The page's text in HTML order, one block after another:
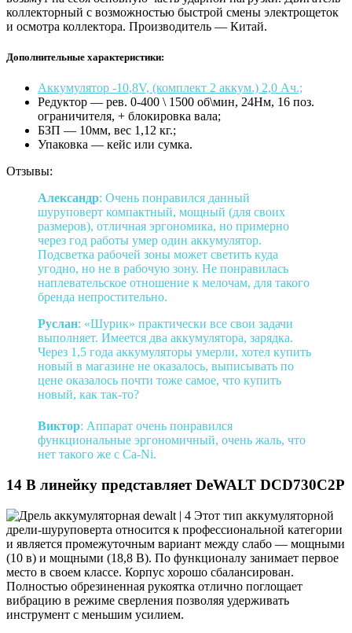
коллекторный с возможностью быстрой смены электрощеток
и осмотра коллектора. Производитель — Китай.
Дополнительные характеристики:
Аккумулятор -10,8V, (комплект 2 аккум.) 2,0 Ач.;
Редуктор — рев. 0-400 \ 1500 об\мин, 24Нм, 16 поз.
ограничителя, + блокировка вала;
БЗП — 10мм, вес 1,12 кг.;
Упаковка — кейс или сумка.
Отзывы:
Александр: Очень понравился данный
шуруповерт компактный, мощный (для своих
размеров), отличная эргономика, но примерно
через год работы умер один аккумулятор.
Подсветка рабочей зоны может светить куда
угодно, но не в рабочую зону. Не понравилась
наплевательское отношение к мелочам, для такого
бренда непростительно.
Руслан: «Шурик» практически все свои задачи
выполняет. Имеется два аккумулятора, зарядка.
Через 1,5 года аккумуляторы умерли, хотел купить
новый в магазине не оказалось, выписывать по
цене оказалось почти тоже самое, что купить
новый, как так-то?
Виктор: Аппарат очень понравился
функциональные эргономичный, очень жаль, что
нет такого же с Са-Ni.
14 В линейку представляет DeWALT DCD730С2P
Этот тип аккумуляторной
дрели-шуруповерта относится к профессиональной категории
и является промежуточным вариант между слабо — мощными
(10 в) и мощными (18,8 В). По функционалу занимает первое
место в своем классе. Корпус хорошо сбалансирован.
Полностью обрезиненная рукоятка отлично поглощает
вибрацию в режиме сверления позволяя удерживать
инструмент с меньшим усилием.